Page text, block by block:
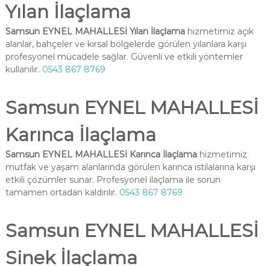
Yılan İlaçlama
Samsun EYNEL MAHALLESİ Yılan İlaçlamahizmetimiz açık
alanlar, bahçeler ve kırsal bölgelerde görülen yılanlara karşı
profesyonel mücadele sağlar. Güvenli ve etkili yöntemler
kullanılır. 0543 867 8769
Samsun EYNEL MAHALLESİ
Karınca İlaçlama
Samsun EYNEL MAHALLESİ Karınca İlaçlamahizmetimiz
mutfak ve yaşam alanlarında görülen karınca istilalarına karşı
etkili çözümler sunar. Profesyonel ilaçlama ile sorun
tamamen ortadan kaldırılır. 0543 867 8769
Samsun EYNEL MAHALLESİ
Sinek İlaçlama